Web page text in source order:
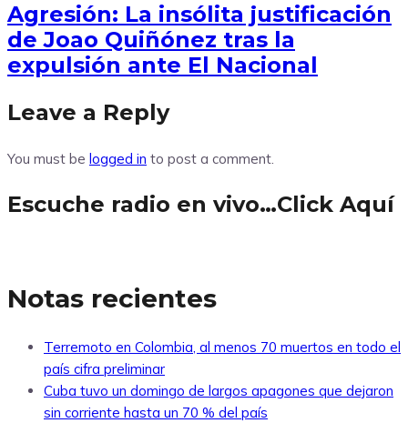
Agresión: La insólita justificación
de Joao Quiñónez tras la
expulsión ante El Nacional
Leave a Reply
You must be logged in to post a comment.
Escuche radio en vivo…Click Aquí
Notas recientes
Terremoto en Colombia, al menos 70 muertos en todo el
país cifra preliminar
Cuba tuvo un domingo de largos apagones que dejaron
sin corriente hasta un 70 % del país